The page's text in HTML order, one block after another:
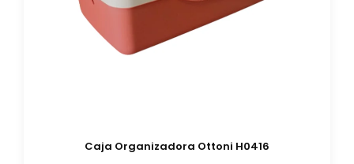
Caja Organizadora Ottoni H0416